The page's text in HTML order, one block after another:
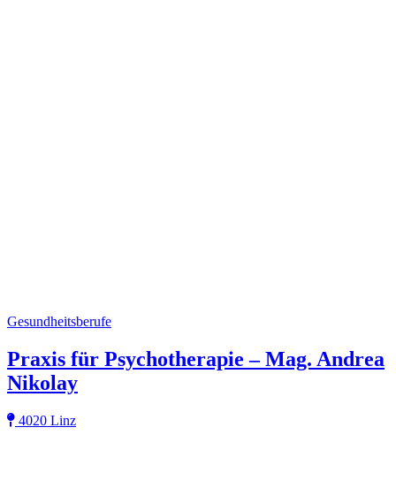
Gesundheitsberufe
Praxis für Psychotherapie – Mag. Andrea
Nikolay
4020 Linz